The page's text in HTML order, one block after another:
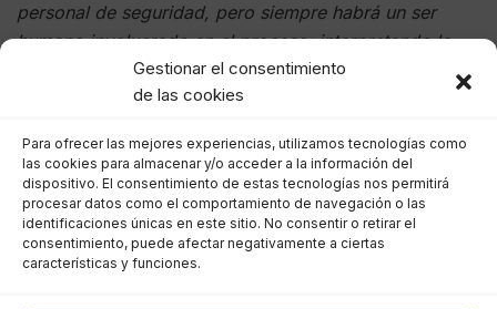
Gestionar el consentimiento
de las cookies
Para ofrecer las mejores experiencias, utilizamos tecnologías como
las cookies para almacenar y/o acceder a la información del
dispositivo. El consentimiento de estas tecnologías nos permitirá
procesar datos como el comportamiento de navegación o las
identificaciones únicas en este sitio. No consentir o retirar el
consentimiento, puede afectar negativamente a ciertas
características y funciones.
personal de seguridad, pero siempre habrá un ser
humano involucrado en el proceso; interpretando la
alarma y usando su intuición para determinar la
reacción adecuada”, dijo Kevin Waterhouse, director
para IFSEC Global.
Aplicaciones comunes de la IA